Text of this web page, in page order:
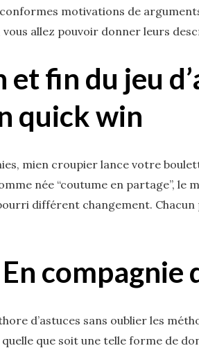
motivations de
allez pouvoir donner leurs
fin du jeu
quick win
mien croupier lance votre
née “coutume en partage”,
différent changement.
compagnie
d’astuces sans oublier les
quelle que soit une telle forme de